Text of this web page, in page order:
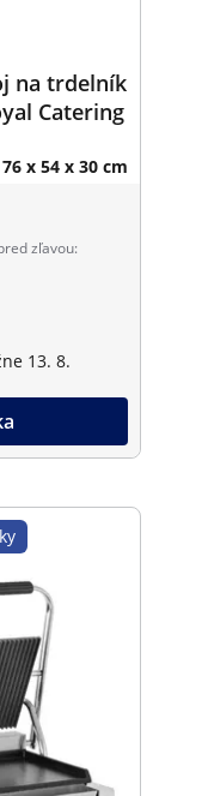
na trdelník
Catering
76 x 54 x 30 cm
zľavou:
13. 8.